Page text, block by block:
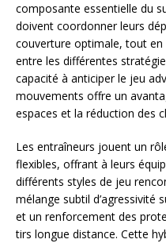
composante essentielle du
doivent coordonner leurs
couverture optimale, tout
entre les différentes
capacité à anticiper le jeu
mouvements offre un
espaces et la réduction des
Les entraîneurs jouent un
flexibles, offrant à leurs
différents styles de jeu
mélange subtil d’agressivité
et un renforcement des
tirs longue distance. Cette